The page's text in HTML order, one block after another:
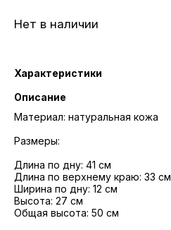
Нет в наличии
Характеристики
Описание
Материал: натуральная кожа
Размеры:
Длина по дну: 41 см
Длина по верхнему краю: 33 см
Ширина по дну: 12 см
Высота: 27 см
Общая высота: 50 см